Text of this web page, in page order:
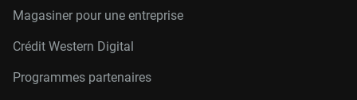
Magasiner pour une entreprise
Crédit Western Digital
Programmes partenaires